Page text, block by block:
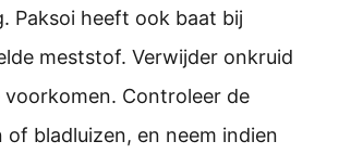
Paksoi heeft ook baat bij
meststof. Verwijder onkruid
Controleer de
bladluizen, en neem indien